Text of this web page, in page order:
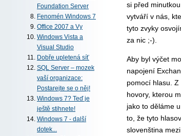
Foundation Server
Fenomén Windows 7
Office 2007 a Vy
Windows Vista a
Visual Studio
Dobře upletená síť
SQL Server – mozek
vaší organizace:
Postarejte se o něj!
Windows 7? Teď je
ještě stihnete!
Windows 7 - další
dotek...
si před
vytváří v nás,
tyto zvyky
za nic ;-).
Aby byl výčet
napojení
pomocí hlasu.
hovory, kterou
jako to děláme
to, že tyto
slovenština